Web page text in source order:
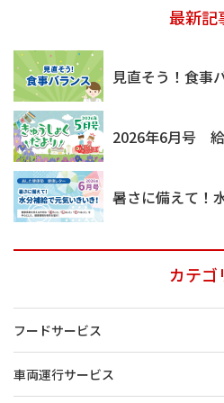
最新記
見直そう！食事
2026年6月号
暑さに備えて！
カテゴ
フードサービス
車両運行サービス